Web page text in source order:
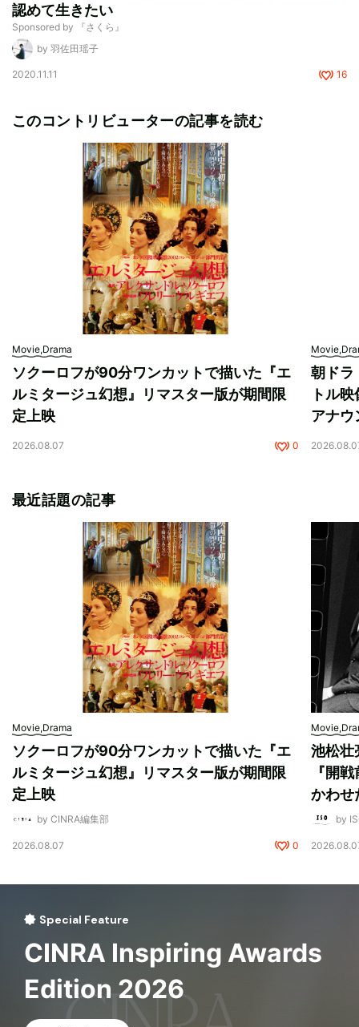
認めて生きたい
Sponsored by 『さくら』
by 羽佐田瑶子
2020.11.11 16
このコントリビューターの記事を読む
Movie,Drama
ソクーロフが90分ワンカットで描いた『エ
ルミタージュ幻想』リマスター版が期間限
定上映
2026.08.07 0
朝ドラ
トル
アナウ
最近話題の記事
Movie,Drama
ソクーロフが90分ワンカットで描いた『エ
ルミタージュ幻想』リマスター版が期間限
定上映
by CINRA編集部
2026.08.07 0
池松壮
『開
かわせ
by
Special Feature
CINRA Inspiring Awards
Edition 2026